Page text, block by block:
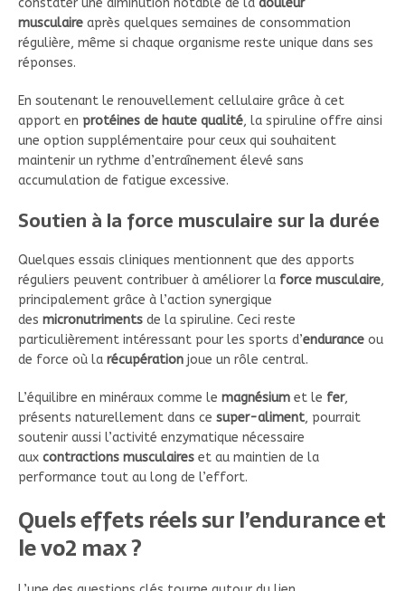
constater une diminution notable de la douleur
musculaire après quelques semaines de consommation
régulière, même si chaque organisme reste unique dans ses
réponses.
En soutenant le renouvellement cellulaire grâce à cet
apport en protéines de haute qualité, la spiruline offre ainsi
une option supplémentaire pour ceux qui souhaitent
maintenir un rythme d’entraînement élevé sans
accumulation de fatigue excessive.
Soutien à la force musculaire sur la durée
Quelques essais cliniques mentionnent que des apports
réguliers peuvent contribuer à améliorer la force musculaire,
principalement grâce à l’action synergique
des micronutriments de la spiruline. Ceci reste
particulièrement intéressant pour les sports d’endurance ou
de force où la récupération joue un rôle central.
L’équilibre en minéraux comme le magnésium et le fer,
présents naturellement dans ce super-aliment, pourrait
soutenir aussi l’activité enzymatique nécessaire
aux contractions musculaires et au maintien de la
performance tout au long de l’effort.
Quels effets réels sur l’endurance et
le vo2 max ?